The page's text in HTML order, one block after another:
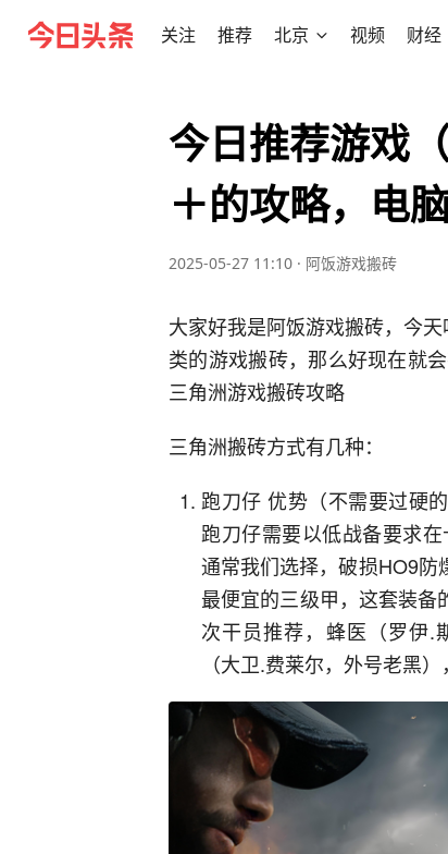
关注 推荐 北京 视频 财经
今日推荐游戏
＋的攻略，电
2025-05-27 11:10 · 阿饭游戏搬砖
大家好我是阿饭游戏搬砖，今
类的游戏搬砖，那么好现在就
三角洲游戏搬砖攻略
三角洲搬砖方式有几种：
跑刀仔 优势（不需要过硬
跑刀仔需要以低战备要求
通常我们选择，破损HO9防
最便宜的三级甲，这套装备
次干员推荐，蜂医（罗伊.
（大卫.费莱尔，外号老黑